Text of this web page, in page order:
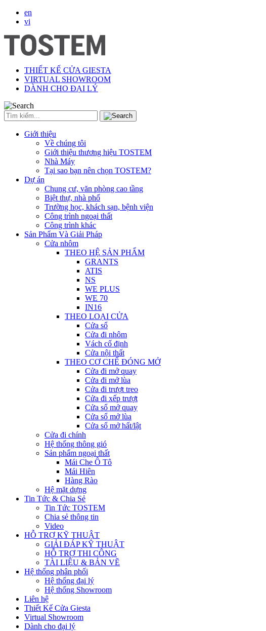
en
vi
THIẾT KẾ CỬA GIESTA
VIRTUAL SHOWROOM
DÀNH CHO ĐẠI LÝ
Giới thiệu
Về chúng tôi
Giới thiệu thương hiệu TOSTEM
Nhà Máy
Tại sao bạn nên chọn TOSTEM?
Dự án
Chung cư, văn phòng cao tầng
Biệt thự, nhà phố
Trường học, khách sạn, bệnh viện
Công trình ngoại thất
Công trình khác
Sản Phẩm Và Giải Pháp
Cửa nhôm
THEO HỆ SẢN PHẨM
GRANTS
ATIS
NS
WE PLUS
WE 70
IN16
THEO LOẠI CỬA
Cửa sổ
Cửa đi nhôm
Vách cố định
Cửa nội thất
THEO CƠ CHẾ ĐÓNG MỞ
Cửa đi mở quay
Cửa đi mở lùa
Cửa đi trượt treo
Cửa đi xếp trượt
Cửa sổ mở quay
Cửa sổ mở lùa
Cửa sổ mở hất/lật
Cửa đi chính
Hệ thống thông gió
Sản phẩm ngoại thất
Mái Che Ô Tô
Mái Hiên
Hàng Rào
Hệ mặt dựng
Tin Tức & Chia Sẻ
Tin Tức TOSTEM
Chia sẻ thông tin
Video
HỖ TRỢ KỸ THUẬT
GIẢI ĐÁP KỸ THUẬT
HỖ TRỢ THI CÔNG
TÀI LIỆU & BẢN VẼ
Hệ thống phân phối
Hệ thống đại lý
Hệ thống Showroom
Liên hệ
Thiết Kế Cửa Giesta
Virtual Showroom
Dành cho đại lý